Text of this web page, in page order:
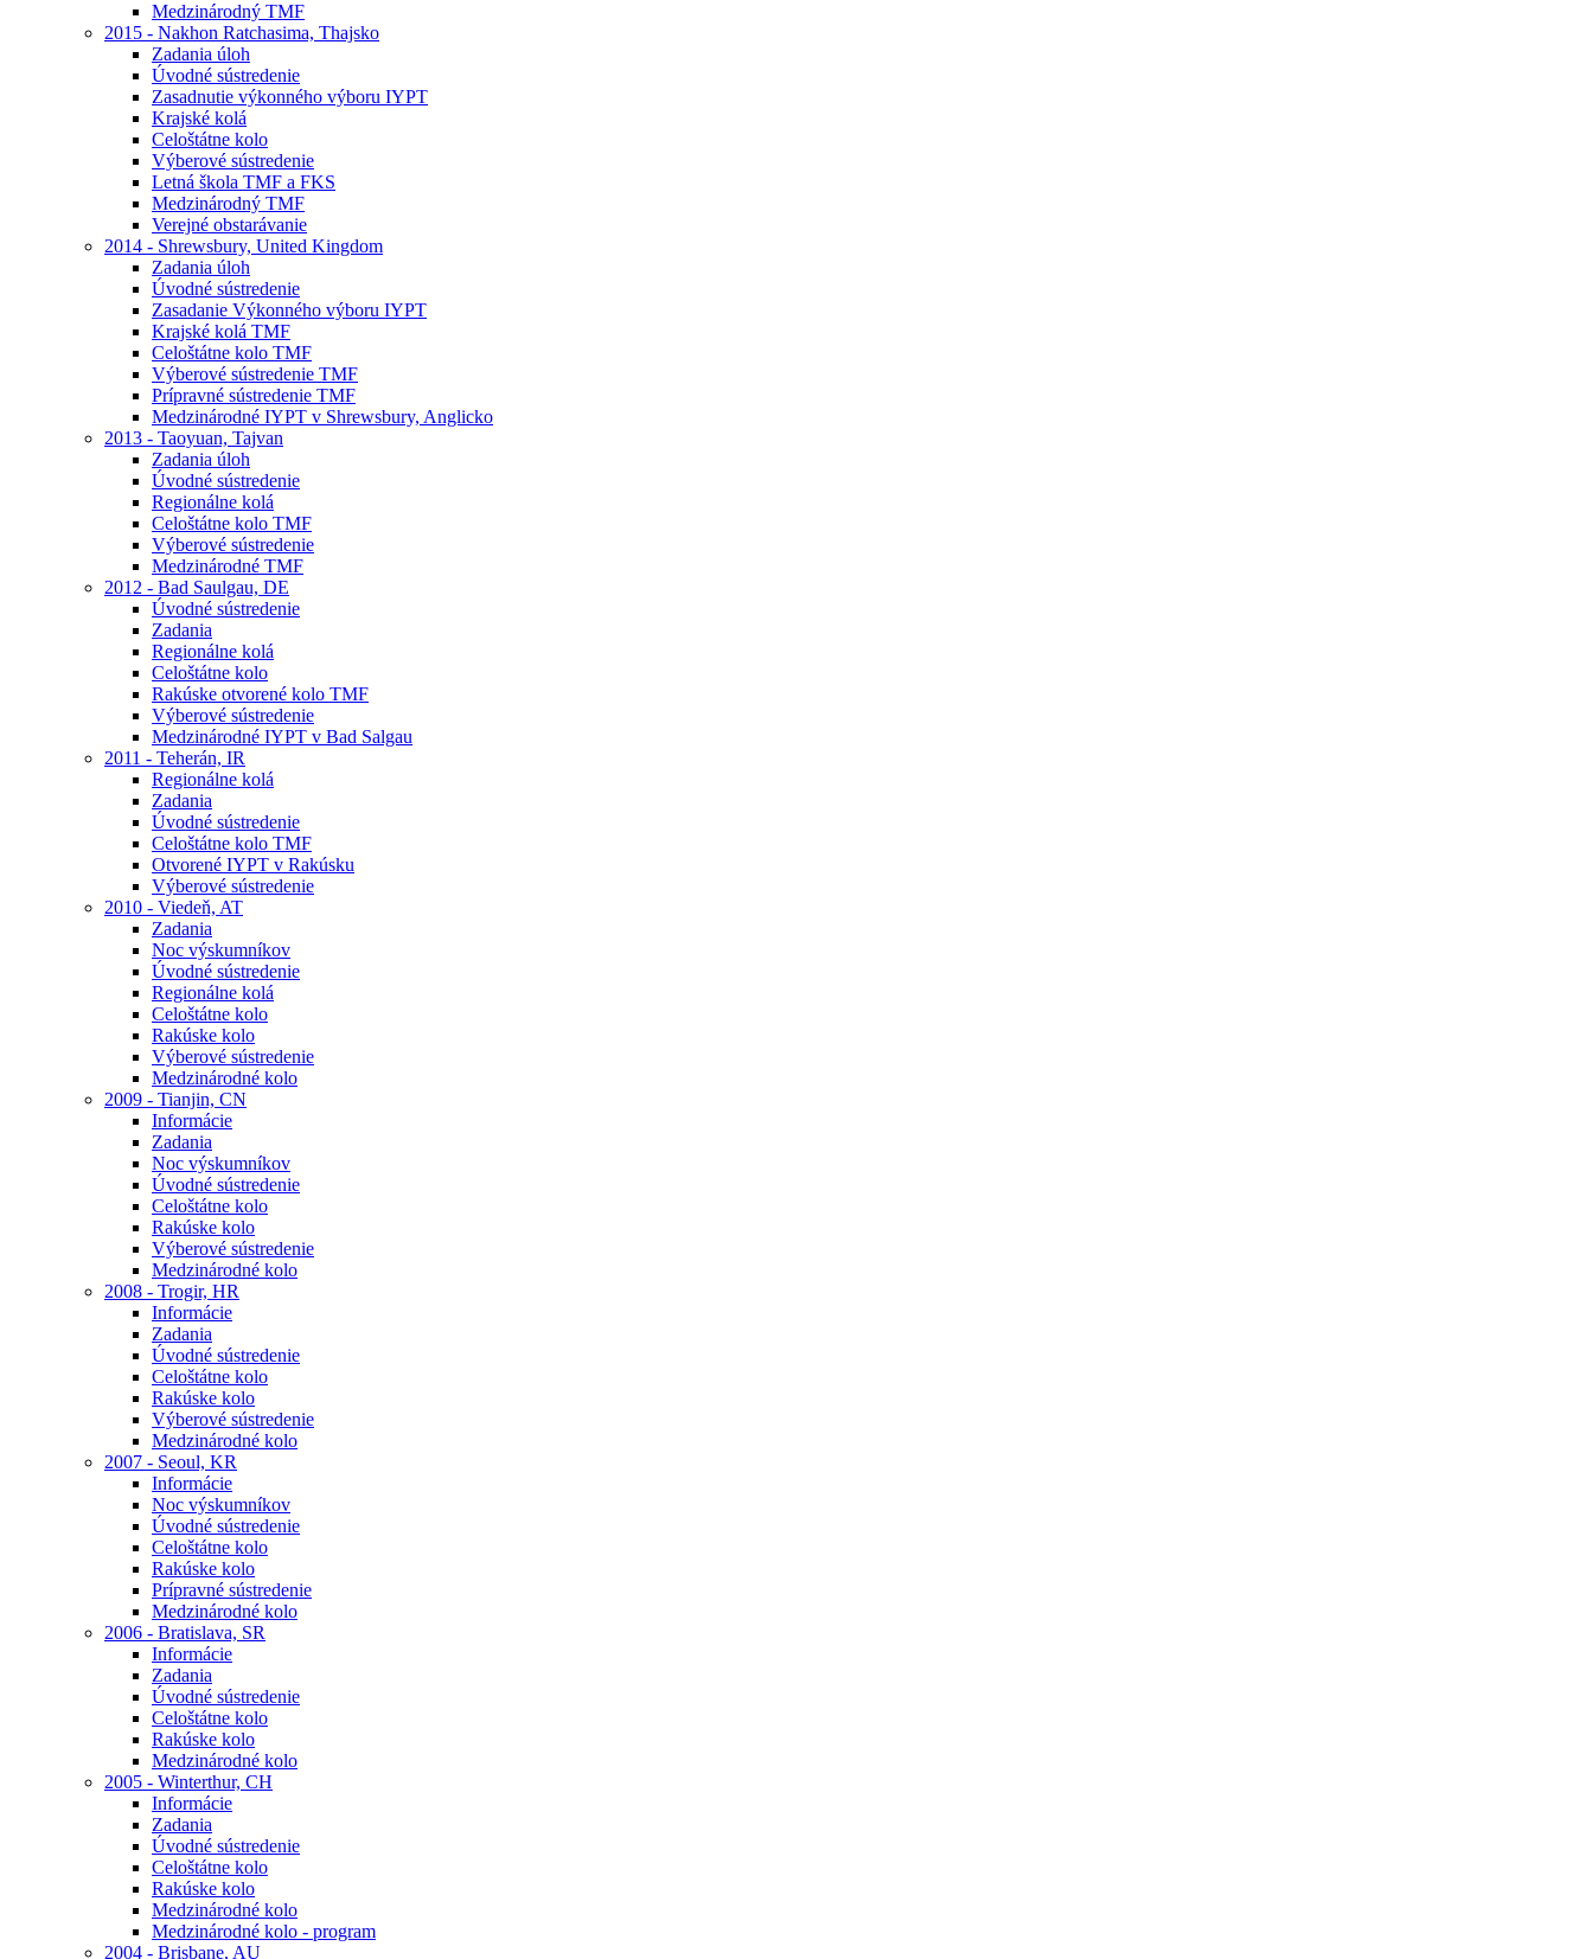
Medzinárodný TMF
2015 - Nakhon Ratchasima, Thajsko
Zadania úloh
Úvodné sústredenie
Zasadnutie výkonného výboru IYPT
Krajské kolá
Celoštátne kolo
Výberové sústredenie
Letná škola TMF a FKS
Medzinárodný TMF
Verejné obstarávanie
2014 - Shrewsbury, United Kingdom
Zadania úloh
Úvodné sústredenie
Zasadanie Výkonného výboru IYPT
Krajské kolá TMF
Celoštátne kolo TMF
Výberové sústredenie TMF
Prípravné sústredenie TMF
Medzinárodné IYPT v Shrewsbury, Anglicko
2013 - Taoyuan, Tajvan
Zadania úloh
Úvodné sústredenie
Regionálne kolá
Celoštátne kolo TMF
Výberové sústredenie
Medzinárodné TMF
2012 - Bad Saulgau, DE
Úvodné sústredenie
Zadania
Regionálne kolá
Celoštátne kolo
Rakúske otvorené kolo TMF
Výberové sústredenie
Medzinárodné IYPT v Bad Salgau
2011 - Teherán, IR
Regionálne kolá
Zadania
Úvodné sústredenie
Celoštátne kolo TMF
Otvorené IYPT v Rakúsku
Výberové sústredenie
2010 - Viedeň, AT
Zadania
Noc výskumníkov
Úvodné sústredenie
Regionálne kolá
Celoštátne kolo
Rakúske kolo
Výberové sústredenie
Medzinárodné kolo
2009 - Tianjin, CN
Informácie
Zadania
Noc výskumníkov
Úvodné sústredenie
Celoštátne kolo
Rakúske kolo
Výberové sústredenie
Medzinárodné kolo
2008 - Trogir, HR
Informácie
Zadania
Úvodné sústredenie
Celoštátne kolo
Rakúske kolo
Výberové sústredenie
Medzinárodné kolo
2007 - Seoul, KR
Informácie
Noc výskumníkov
Úvodné sústredenie
Celoštátne kolo
Rakúske kolo
Prípravné sústredenie
Medzinárodné kolo
2006 - Bratislava, SR
Informácie
Zadania
Úvodné sústredenie
Celoštátne kolo
Rakúske kolo
Medzinárodné kolo
2005 - Winterthur, CH
Informácie
Zadania
Úvodné sústredenie
Celoštátne kolo
Rakúske kolo
Medzinárodné kolo
Medzinárodné kolo - program
2004 - Brisbane, AU